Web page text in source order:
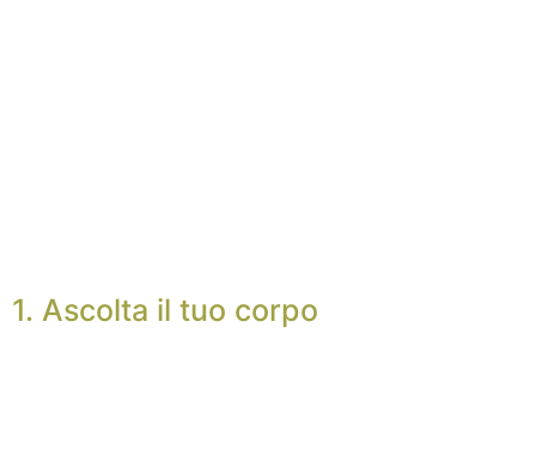
1. Ascolta il tuo corpo